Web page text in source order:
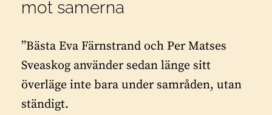
mot samerna
”Bästa Eva Färnstrand och Per Matses
Sveaskog använder sedan länge sitt
överläge inte bara under samråden, utan
ständigt.